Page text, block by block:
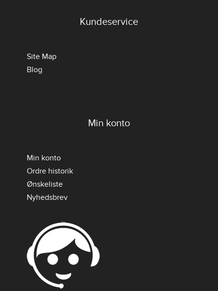
Kundeservice
Site Map
Blog
Min konto
Min konto
Ordre historik
Ønskeliste
Nyhedsbrev